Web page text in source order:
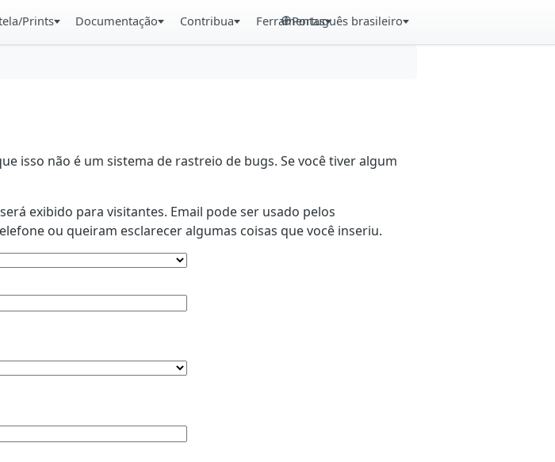
Prints Documentação Contribua FerramentasPortuguês brasileiro
isso não é um sistema de rastreio de bugs. Se você tiver algum
exibido para visitantes. Email pode ser usado pelos
ou queiram esclarecer algumas coisas que você inseriu.